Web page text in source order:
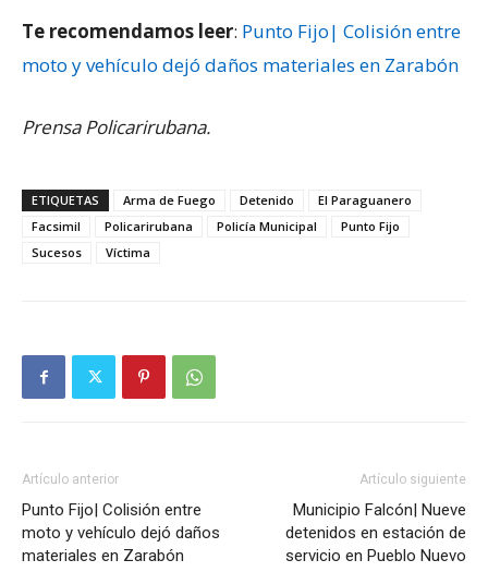
Te recomendamos leer: Punto Fijo| Colisión entre
moto y vehículo dejó daños materiales en Zarabón
Prensa Policarirubana.
ETIQUETAS Arma de Fuego Detenido
El Paraguanero
Facsimil
Policarirubana Policía Municipal
Punto Fijo
Sucesos
Víctima
Artículo anterior
Punto Fijo| Colisión entre
moto y vehículo dejó daños
materiales en Zarabón
Artículo siguiente
Municipio Falcón| Nueve
detenidos en estación de
servicio en Pueblo Nuevo